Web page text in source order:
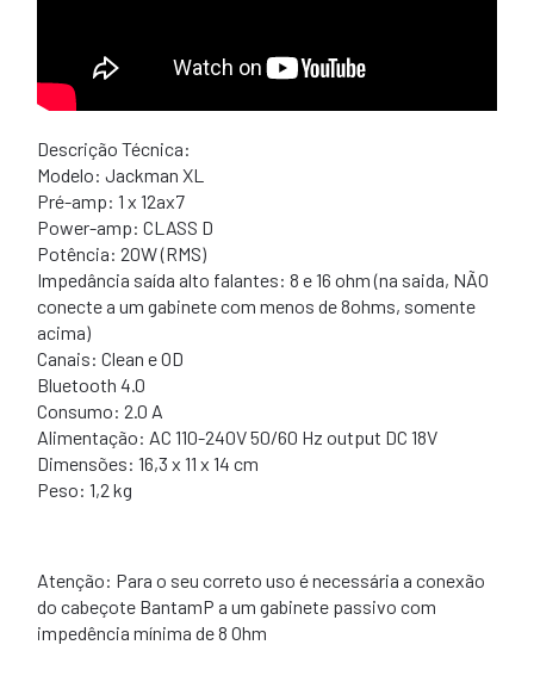
Descrição Técnica:
Modelo: Jackman XL
Pré-amp: 1 x 12ax7
Power-amp: CLASS D
Potência: 20W (RMS)
Impedância saída alto falantes: 8 e 16 ohm (na saida, NÃO
conecte a um gabinete com menos de 8ohms, somente
acima)
Canais: Clean e OD
Bluetooth 4.0
Consumo: 2.0 A
Alimentação: AC 110-240V 50/60 Hz output DC 18V
Dimensões: 16,3 x 11 x 14 cm
Peso: 1,2 kg
Atenção: Para o seu correto uso é necessária a conexão
do cabeçote BantamP a um gabinete passivo com
impedência mínima de 8 Ohm